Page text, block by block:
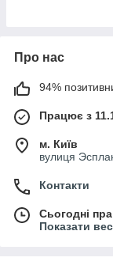
Про нас
94%
Працює з
м. Київ
вулиця
Контакти
Сьогодні
Показати